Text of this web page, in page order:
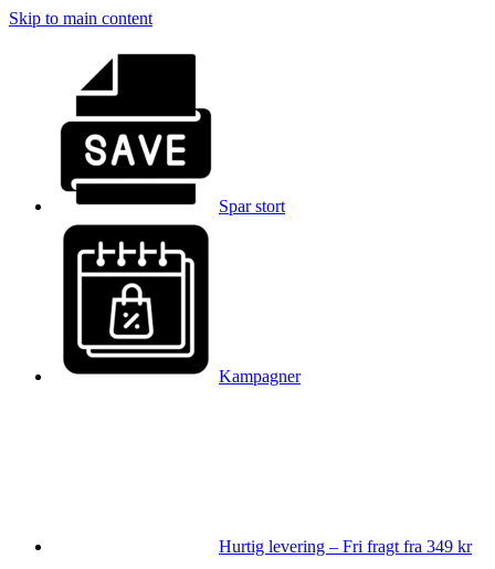
Skip to main content
Spar stort
Kampagner
Hurtig levering – Fri fragt fra 349 kr